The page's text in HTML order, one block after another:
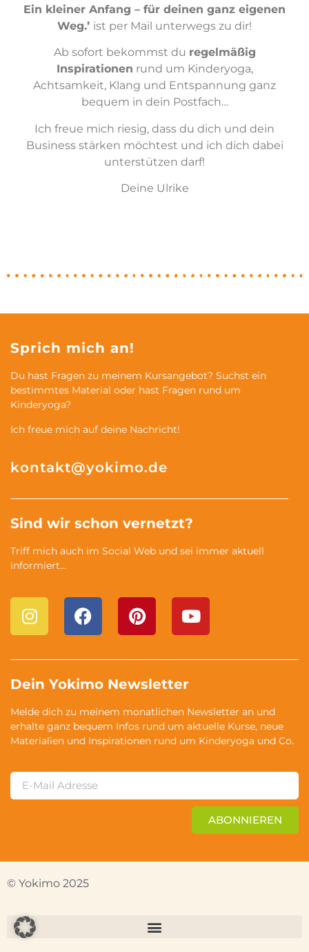
Ein kleiner Anfang – für deinen ganz eigenen
Weg.’ ist per Mail unterwegs zu dir!
Ab sofort bekommst du regelmäßig
Inspirationen rund um Kinderyoga,
Achtsamkeit, Klang und Entspannung ganz
bequem in dein Postfach…
Ich freue mich riesig, dass du dich und dein
Business stärken möchtest und ich dich dabei
unterstützen darf!
Deine Ulrike
Sprich mich an!
Du hast Fragen zu meinem Kursangebot? Suchst ein
bestimmtes Material oder hast Fragen rund um
Kinderyoga?
Ich freue mich auf deine Nachricht!
kontakt@yokimo.de
Sind wir schon vernetzt?
Triff mich auch im Social Web und sei immer aktuell
informiert…
Dein Yokimo Newsletter
Melde dich zu meinem monatlichen Newsletter an und
erhalte ganz bequem Infos rund um aktuelle Kurse, neue
Materialien und Inspirationen rund um Kinderyoga und Co.
ABONNIEREN
© Yokimo 2025